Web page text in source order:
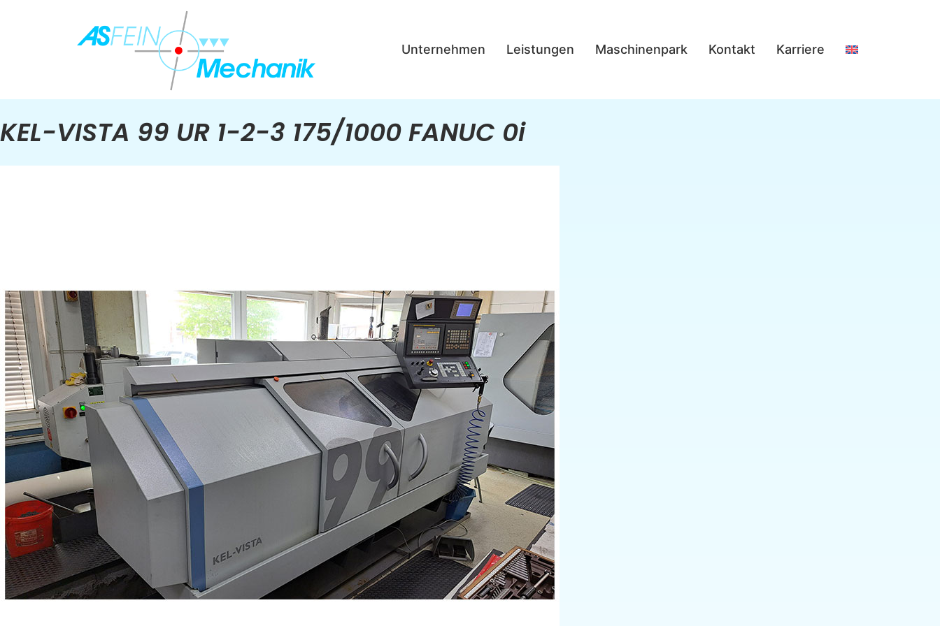
Unternehmen Leistungen Maschinenpark Kontakt Karriere
KEL-VISTA 99 UR 1-2-3 175/1000 FANUC 0i